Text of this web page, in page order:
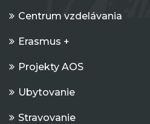
Centrum vzdelávania
Erasmus +
Projekty AOS
Ubytovanie
Stravovanie